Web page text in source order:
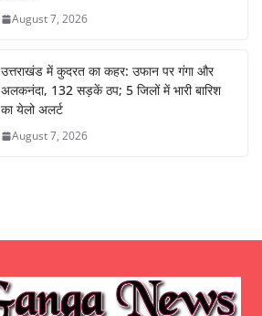
August 7, 2026
उत्तराखंड में कुदरत का कहर: उफान पर गंगा और
अलकनंदा, 132 सड़कें ठप; 5 जिलों में भारी बारिश
का येलो अलर्ट
August 7, 2026